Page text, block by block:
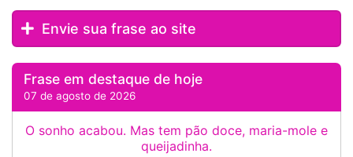
Envie sua frase ao site
Frase em destaque de hoje
07 de agosto de 2026
O sonho acabou. Mas tem pão doce, maria-mole e
queijadinha.